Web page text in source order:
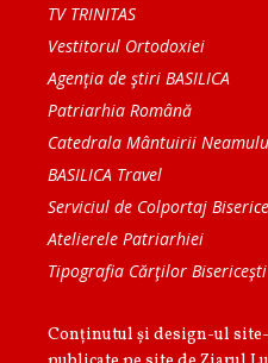
TV TRINITAS
Vestitorul Ortodoxiei
Agenţia de ştiri BASILICA
Patriarhia Română
Catedrala Mântuirii
BASILICA Travel
Serviciul de Colportaj
Atelierele Patriarhiei
Tipografia Cărţilor Bisericeşti
Conținutul și design-ul